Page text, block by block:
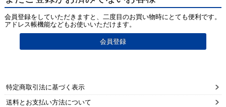
会員登録をしていただきますと、二度目のお買い物時にとても便利です。
アドレス帳機能などもお使いいただけます。
特定商取引法に基づく表示
送料とお支払い方法について